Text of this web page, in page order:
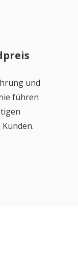
und
führen